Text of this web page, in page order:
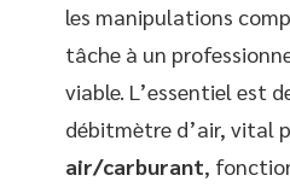
les manipulations
tâche à un
viable. L’essentiel est
débitmètre d’air, vital
air/carburant,